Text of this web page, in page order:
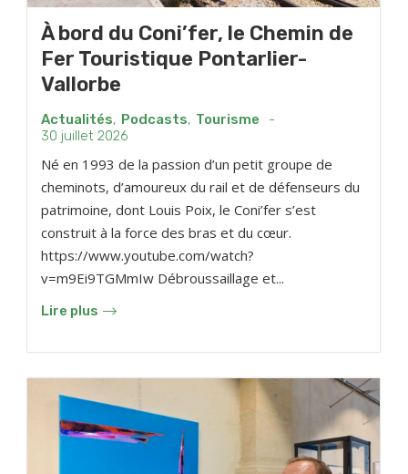
À bord du Coni’fer, le Chemin de
Fer Touristique Pontarlier-
Vallorbe
Actualités, Podcasts, Tourisme
-
30 juillet 2026
Né en 1993 de la passion d’un petit groupe de
cheminots, d’amoureux du rail et de défenseurs du
patrimoine, dont Louis Poix, le Coni’fer s’est
construit à la force des bras et du cœur.
https://www.youtube.com/watch?
v=m9Ei9TGMmIw Débroussaillage et...
Lire plus